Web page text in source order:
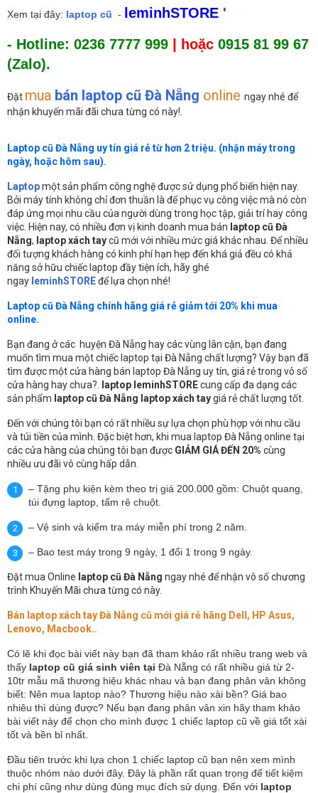
Xem tại đây: laptop cũ - leminhSTORE '
- Hotline: 0236 7777 999 | hoặc 0915 81 99 67
(Zalo).
Đặt mua bán laptop cũ Đà Nẵng online ngay nhé để
nhận khuyến mãi đãi chưa từng có này!.
Laptop cũ Đà Nẵng uy tín giá rẻ từ hơn 2 triệu. (nhận máy trong
ngày, hoặc hôm sau).
Laptopmột sản phẩm công nghệ được sử dụng phổ biến hiện nay.
Bởi máy tính không chỉ đơn thuần là để phục vụ công việc mà nó còn
đáp ứng mọi nhu cầu của người dùng trong học tập, giải trí hay công
việc. Hiện nay, có nhiều đơn vị kinh doanh mua bán laptop cũ Đà
Nẵng, laptop xách taycũ mới với nhiều mức giá khác nhau. Để nhiều
đối tượng khách hàng có kinh phí hạn hẹp đến khá giả đều có khả
năng sở hữu chiếc laptop đầy tiện ích, hãy ghé
ngay leminhSTOREđể lựa chọn nhé!
Laptop cũ Đà Nẵng chính hãng giá rẻ giảm tới 20% khi mua
online.
Bạn đang ở các huyện Đà Nẵng hay các vùng lân cận, bạn đang
muốn tìm mua một chiếc laptop tại Đà Nẵng chất lượng? Vậy bạn đã
tìm được một cửa hàng bán laptop Đà Nẵng uy tín, giá rẻ trong vô số
cửa hàng hay chưa?.
laptop leminhSTOREcung cấp đa dạng các
sản phẩm laptop cũ Đà Nẵng laptop xách taygiá rẻ chất lượng tốt.
Đến với chúng tôi bạn có rất nhiều sự lựa chọn phù hợp với nhu cầu
và túi tiền của mình. Đặc biệt hơn, khi mua laptop Đà Nẵng online tại
các cửa hàng của chúng tôi bạn được GIẢM GIÁ ĐẾN 20% cùng
nhiều ưu đãi vô cùng hấp dẫn.
– Tặng phụ kiện kèm theo trị giá 200.000 gồm: Chuột quang,
túi đựng laptop, tấm rê chuột.
– Vệ sinh và kiểm tra máy miễn phí trong 2 năm.
– Bao test máy trong 9 ngày, 1 đổi 1 trong 9 ngày.
Đặt mua Online laptop cũ Đà Nẵng ngay nhé để nhận vô số chương
trình Khuyến Mãi chưa từng có này.
Bán laptop xách tay Đà Nẵng cũ mới giá rẻ hãng Dell, HP Asus,
Lenovo, Macbook..
Có lẽ khi đọc bài viết này bạn đã tham khảo rất nhiều trang web và
thấy laptop cũ giá sinh viên tại Đà Nẵng có rất nhiều giá từ 2-
10tr mẫu mã thương hiệu khác nhau và bạn đang phân vân không
biết: Nên mua laptop nào? Thương hiệu nào xài bền? Giá bao
nhiêu thì dùng được? Nếu bạn đang phân vân xin hãy tham khảo
bài viết này để chọn cho mình được 1 chiếc laptop cũ về giá tốt xài
tốt và bền bỉ nhất.
Đầu tiên trước khi lựa chon 1 chiếc laptop cũ bạn nên xem mình
thuộc nhóm nào dưới đây. Đây là phần rất quan trọng để tiết kiệm
chi phí cũng như dùng đúng mục đích sử dụng. Đến với laptop